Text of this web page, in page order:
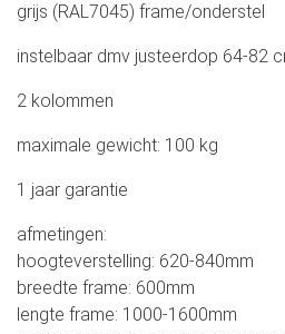
grijs (RAL7045) frame/onderstel
instelbaar dmv justeerdop 64-82
2 kolommen
maximale gewicht: 100 kg
1 jaar garantie
afmetingen:
hoogteverstelling: 620-840mm
breedte frame: 600mm
lengte frame: 1000-1600mm